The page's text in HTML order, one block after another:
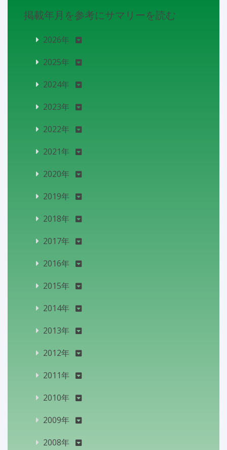
掲載年月を参考にサマリーを読む
2026年
2025年
2024年
2023年
2022年
2021年
2020年
2019年
2018年
2017年
2016年
2015年
2014年
2013年
2012年
2011年
2010年
2009年
2008年